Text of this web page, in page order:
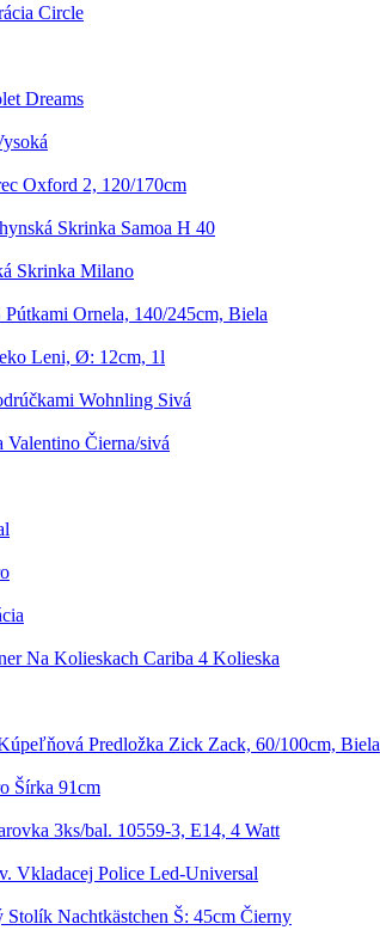
Circle
Dreams
Oxford 2, 120/170cm
Skrinka Samoa H 40
Skrinka Milano
Pútkami Ornela, 140/245cm, Biela
Leni, Ø: 12cm, 1l
Wohnling Sivá
Valentino Čierna/sivá
Na Kolieskach Cariba 4 Kolieska
Predložka Zick Zack, 60/100cm, Biela
Šírka 91cm
3ks/bal. 10559-3, E14, 4 Watt
Vkladacej Police Led-Universal
Stolík Nachtkästchen Š: 45cm Čierny